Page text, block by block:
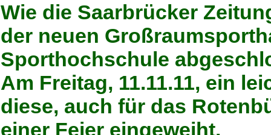
Wie die Saarbrücker
der neuen
Sporthochschule
Am Freitag, 11.11.11, ein
diese, auch für das
einer Feier eingeweiht.